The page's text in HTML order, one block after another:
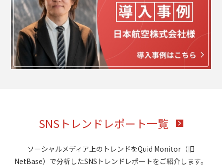
SNSトレンドレポート一覧
ソーシャルメディア上のトレンドをQuid Monitor（旧
NetBase）で分析したSNSトレンドレポートをご紹介します。